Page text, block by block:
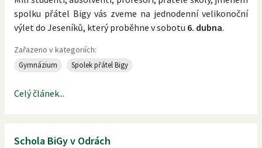
spolku přátel Bigy vás zveme na jednodenní velikonoční
výlet do Jeseníků, který proběhne v sobotu 6. dubna.
Zařazeno v kategoriích:
Gymnázium Spolek přátel Bigy
Celý článek...
Schola BiGy v Odrách